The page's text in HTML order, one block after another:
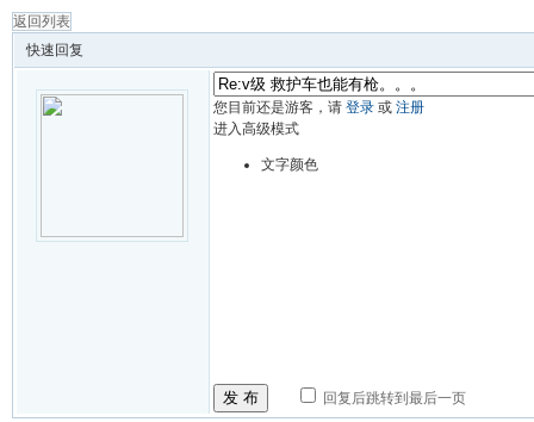
返回列表
快速回复
您目前还是游客，请 登录 或 注册
进入高级模式
文字颜色
发 布 回复后跳转到最后一页